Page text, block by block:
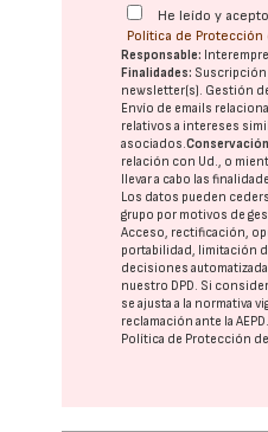
He leído y
Política de Protección
Responsable:
Finalidades: Suscripción
newsletter(s). Gestión
Envío de emails
relativos a intereses
asociados.
relación con Ud., o
llevar a cabo las
Los datos pueden
grupo por motivos de
Acceso, rectificación,
portabilidad, limitación
decisiones
nuestro DPD. Si
se ajusta a la normativa
reclamación ante laAEPD
Política de Protección